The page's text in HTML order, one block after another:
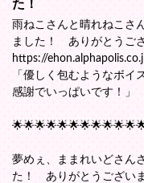
た！
雨ねこさんと晴れねこさ
ました！ ありがとうご
https://
「優しく包むようなボイ
感謝でいっぱいです！」
夢めぇ、ままれいどさん
た！ ありがとうござい